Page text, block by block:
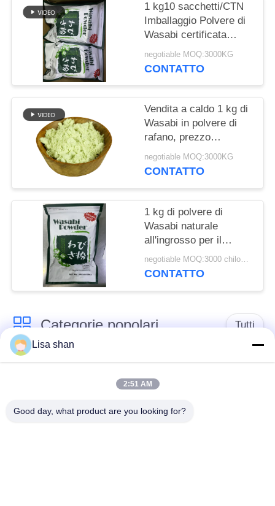
NORME
SULLA
PRIVACY
1 kg10 sacchetti/CTN
Imballaggio Polvere di
Wasabi certificata
Halal per il trasporto
marittimo
negotiable MOQ:3000KG
CONTATTO
Vendita a caldo 1 kg di
Wasabi in polvere di
rafano, prezzo
competitivo
negotiable MOQ:3000KG
CONTATTO
1 kg di polvere di
Wasabi naturale
all'ingrosso per il
servizio OEM, piccolo
ordine accettabile
negotiable MOQ:3000 chilogrammi
CONTATTO
Categorie popolari Tutti
Briciole di pane
briciole di pane
giapponesi
Briciole di pane di
Lisa shan
2:51 AM
Good day, what product are you looking for?